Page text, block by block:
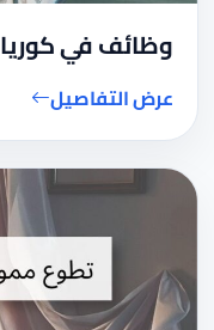
وظائف في كوريا
عرض التفاصيل